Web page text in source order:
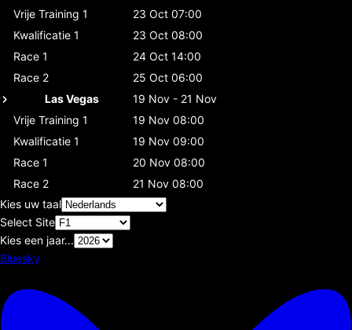
Vrije Training 1
23 Oct 07:00
Kwalificatie 1
23 Oct 08:00
Race 1
24 Oct 14:00
Race 2
25 Oct 06:00
Las Vegas
19 Nov - 21 Nov
Vrije Training 1
19 Nov 08:00
Kwalificatie 1
19 Nov 09:00
Race 1
20 Nov 08:00
Race 2
21 Nov 08:00
Kies uw taal
Select Site
Kies een jaar...
Bluesky